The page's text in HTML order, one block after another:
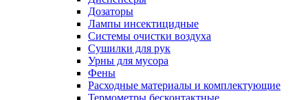
Дозаторы
Лампы инсектицидные
Системы очистки воздуха
Сушилки для рук
Урны для мусора
Фены
Расходные материалы и комплектующие
Термометры бесконтактные